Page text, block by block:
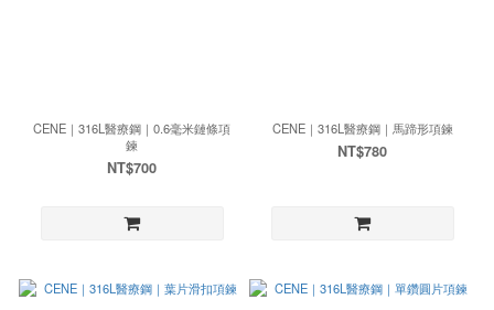
CENE｜316L醫療鋼｜0.6毫米鏈條項
鍊
NT$700
CENE｜316L醫療鋼｜馬蹄形項鍊
NT$780